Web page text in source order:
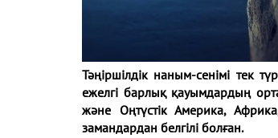
Тәңіршілдік наным-сенімі тек
ежелгі барлық қауымдардың
және Оңтүстік Америка,
замандардан белгілі болған.